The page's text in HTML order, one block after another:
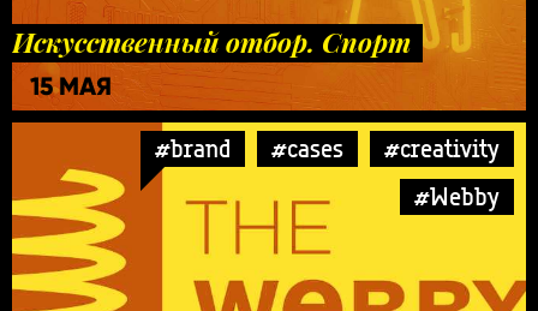
Искусственный отбор. Спорт
15 МАЯ
#brand #cases
#creativity
#Webby